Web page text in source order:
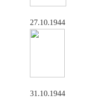
27.10.1944
31.10.1944